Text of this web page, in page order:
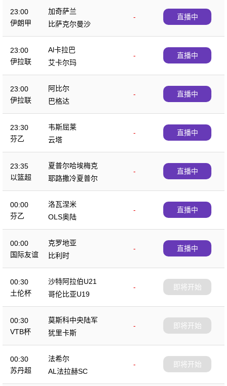
23:00
伊朗甲
加奇萨兰
-
比萨克尔曼沙
直播中
23:00
伊拉联
Al卡拉巴
-
艾卡尔玛
直播中
23:00
伊拉联
阿比尔
-
巴格达
直播中
23:30
芬乙
韦斯屈莱
-
云塔
直播中
23:35
以篮超
夏普尔哈埃梅克
-
耶路撒冷夏普尔
直播中
00:00
芬乙
洛瓦涅米
-
OLS奥陆
直播中
00:00
国际友谊
克罗地亚
-
比利时
直播中
00:30
土伦杯
沙特阿拉伯U21
-
哥伦比亚U19
即将开始
00:30
VTB杯
莫斯科中央陆军
-
犹里卡斯
即将开始
00:30
苏丹超
法希尔
-
AL法拉赫SC
即将开始